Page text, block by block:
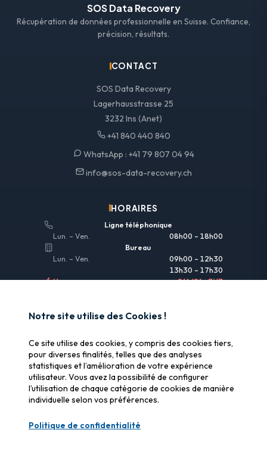
SOS Data Recovery
Récupération de données professionnelle en Suisse. Confiance,
précision, résultats.
CONTACT
SOS Data Recovery
Lagerhausstrasse 25
3232 Ins (Anet)
+41 840 440 840
WhatsApp : +41 79 807 04 94
info@sos-data-recovery.ch
HORAIRES
Ligne téléphonique
Lun. – Ven.
08h00 – 18h00
Bureau
Lun. – Ven.
09h00 – 12h30
13h30 – 17h30
Urgences
24h/24 • 7j/7
LIENS UTILES
Assurance & remboursement
Pourquoi SOS Data Recovery
Gérer les cookies
CERTIFICATIONS
Notre site utilise des Cookies !
Ce site utilise des cookies, y compris des cookies tiers,
pour diverses finalités, telles que des analyses
statistiques et l’amélioration de votre expérience
utilisateur. Vous avez la possibilité de configurer
l’utilisation de chaque catégorie de cookies de manière
individuelle selon vos préférences.
Politique de confidentialité